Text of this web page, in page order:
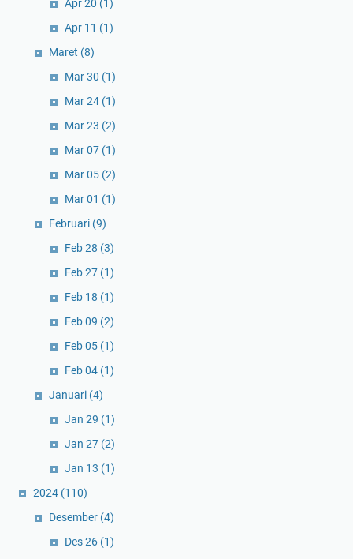
Apr 20 (1)
Apr 11 (1)
Maret (8)
Mar 30 (1)
Mar 24 (1)
Mar 23 (2)
Mar 07 (1)
Mar 05 (2)
Mar 01 (1)
Februari (9)
Feb 28 (3)
Feb 27 (1)
Feb 18 (1)
Feb 09 (2)
Feb 05 (1)
Feb 04 (1)
Januari (4)
Jan 29 (1)
Jan 27 (2)
Jan 13 (1)
2024 (110)
Desember (4)
Des 26 (1)